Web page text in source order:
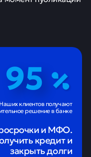
всех» от ВТБ
Сбербанка
от Альфа-
момент публикации